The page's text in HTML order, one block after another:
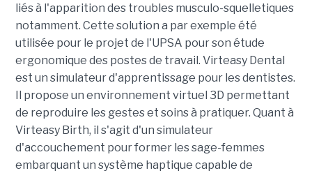
liés à l'apparition des troubles musculo-squelletiques
notamment. Cette solution a par exemple été
utilisée pour le projet de l'UPSA pour son étude
ergonomique des postes de travail. Virteasy Dental
est un simulateur d'apprentissage pour les dentistes.
Il propose un environnement virtuel 3D permettant
de reproduire les gestes et soins à pratiquer. Quant à
Virteasy Birth, il s'agit d'un simulateur
d'accouchement pour former les sage-femmes
embarquant un système haptique capable de